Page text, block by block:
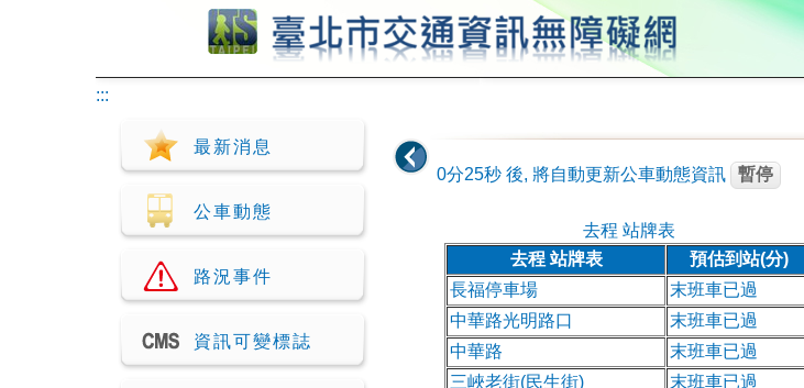
:::
最新消息
公車動態
路況事件
資訊可變標誌
0分25秒 後, 將自動更新公車動態資訊
暫停
去程 站牌表
去程 站牌表
預估到站(分)
長福停車場
末班車已過
中華路光明路口
末班車已過
中華路
末班車已過
三峽老街(民生街)
末班車已過